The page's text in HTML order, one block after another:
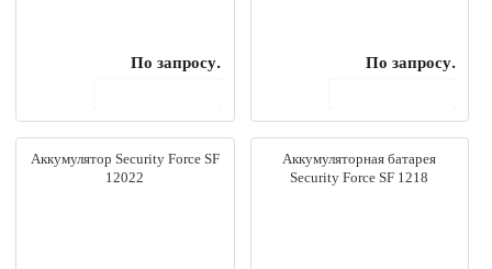
По запросу. По запросу.
Аккумулятор Security Force SF
12022
Аккумуляторная батарея
Security Force SF 1218